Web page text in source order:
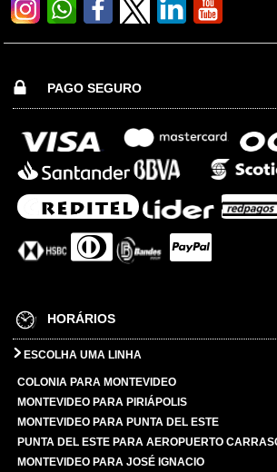
PAGO SEGURO
HORÁRIOS
ESCOLHA UMA LINHA
COLONIA PARA MONTEVIDEO
MONTEVIDEO PARA PIRIÁPOLIS
MONTEVIDEO PARA PUNTA DEL ESTE
PUNTA DEL ESTE PARA AEROPUERTO
MONTEVIDEO PARA JOSÉ IGNACIO